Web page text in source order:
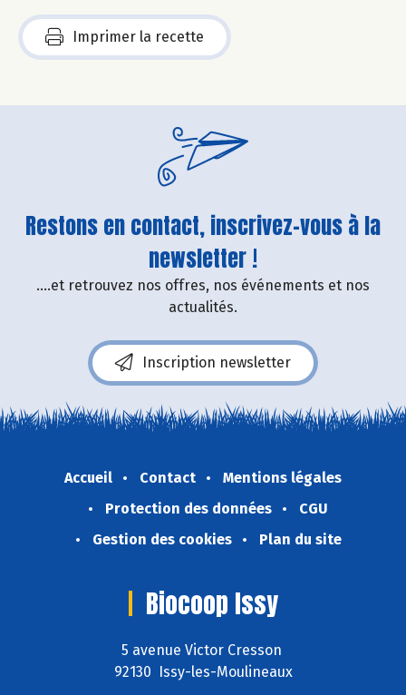
Imprimer la recette
Restons en contact, inscrivez-vous à la
newsletter !
....et retrouvez nos offres, nos événements et nos
actualités.
Inscription newsletter
Accueil Contact
Mentions légales
Protection des données
CGU
Gestion des cookies
Plan du site
Biocoop Issy
5 avenue Victor Cresson
92130 Issy-les-Moulineaux